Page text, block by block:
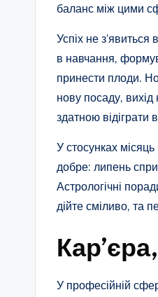
баланс між цими
Успіх не
в навчання,
принести плоди.
нову посаду,
здатною
У стосунках
добре: липень
Астрологічні
дійте сміливо, та
У професійній